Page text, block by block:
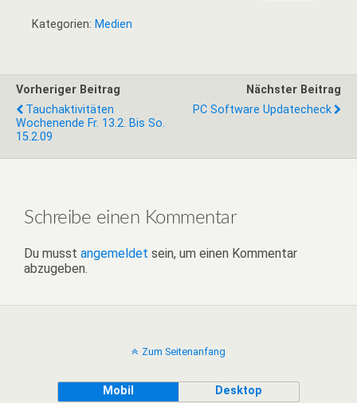
Kategorien: Medien
Vorheriger Beitrag
Tauchaktivitäten
Wochenende Fr. 13.2. Bis So.
15.2.09
Nächster Beitrag
PC Software Updatecheck
Schreibe einen Kommentar
Du musst angemeldet sein, um einen Kommentar
abzugeben.
Zum Seitenanfang
Mobil Desktop